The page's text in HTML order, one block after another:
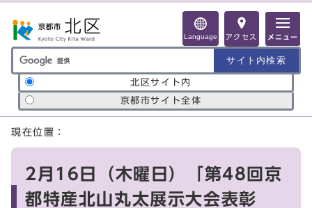
Language アクセス メニュー
サイト内検索の範囲
北区サイト内
京都市サイト全体
ここから本文です
現在位置：
2月16日（木曜日）「第48回京
都特産北山丸太展示大会表彰